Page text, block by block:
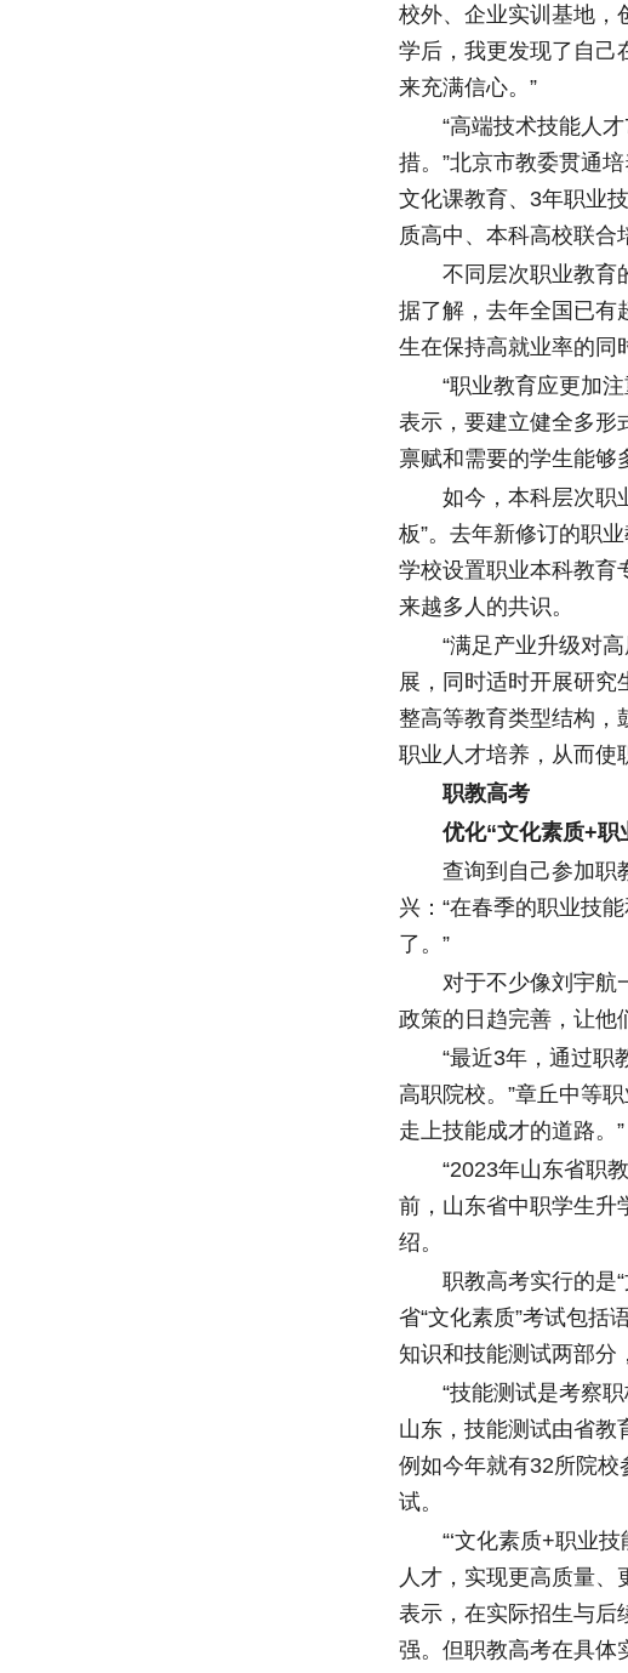
校外、企业实训基地，
学后，我更发现了自己
来充满信心。”
“高端技术技能人才7
措。”北京市教委贯通
文化课教育、3年职业
质高中、本科高校联合
不同层次职业教育的
据了解，去年全国已有
生在保持高就业率的同
“职业教育应更加注
表示，要建立健全多形
禀赋和需要的学生能够
如今，本科层次职业
板”。去年新修订的职
学校设置职业本科教育
来越多人的共识。
“满足产业升级对高
展，同时适时开展研究
整高等教育类型结构，
职业人才培养，从而使
职教高考
优化“文化素质+职
查询到自己参加职教
兴：“在春季的职业技
了。”
对于不少像刘宇航一
政策的日趋完善，让他
“最近3年，通过职教
高职院校。”章丘中等
走上技能成才的道路。”
“2023年山东省职教
前，山东省中职学生升
绍。
职教高考实行的是“
省“文化素质”考试包括
知识和技能测试两部分
“技能测试是考察职
山东，技能测试由省教
例如今年就有32所院
试。
“‘文化素质+职业技
人才，实现更高质量、
表示，在实际招生与后
强。但职教高考在具体